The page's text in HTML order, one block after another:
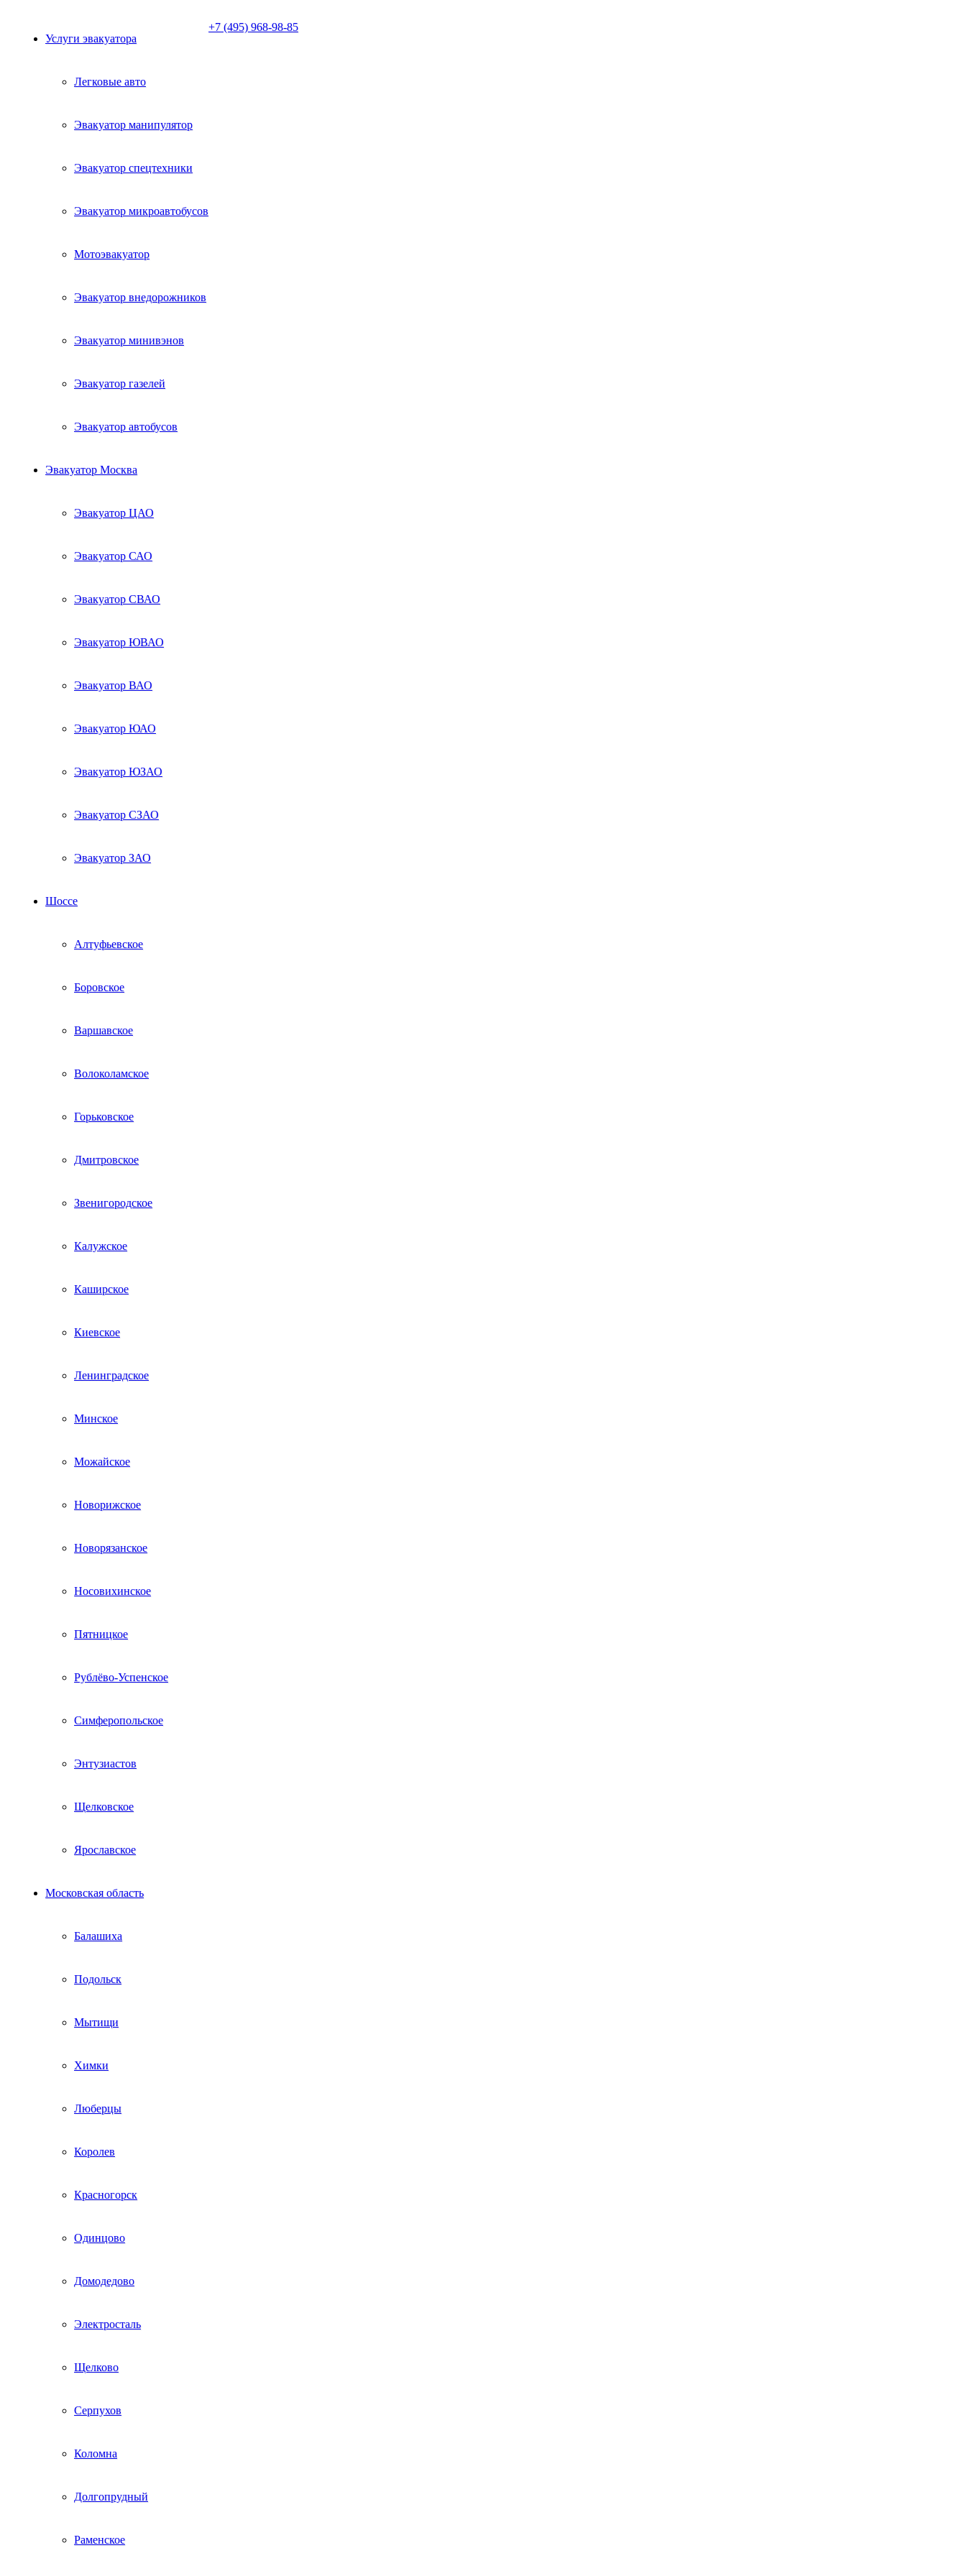
Услуги эвакуатора
Легковые авто
Эвакуатор манипулятор
Эвакуатор спецтехники
Эвакуатор микроавтобусов
Мотоэвакуатор
Эвакуатор внедорожников
Эвакуатор минивэнов
Эвакуатор газелей
Эвакуатор автобусов
Эвакуатор Москва
Эвакуатор ЦАО
Эвакуатор САО
Эвакуатор СВАО
Эвакуатор ЮВАО
Эвакуатор ВАО
Эвакуатор ЮАО
Эвакуатор ЮЗАО
Эвакуатор СЗАО
Эвакуатор ЗАО
Шоссе
Алтуфьевское
Боровское
Варшавское
Волоколамское
Горьковское
Дмитровское
Звенигородское
Калужское
Каширское
Киевское
Ленинградское
Минское
Можайское
Новорижское
Новорязанское
Носовихинское
Пятницкое
Рублёво-Успенское
Симферопольское
Энтузиастов
Щелковское
Ярославское
Московская область
Балашиха
Подольск
Мытищи
Химки
Люберцы
Королев
Красногорск
Одинцово
Домодедово
Электросталь
Щелково
Серпухов
Коломна
Долгопрудный
Раменское
+7 (495) 968-98-85